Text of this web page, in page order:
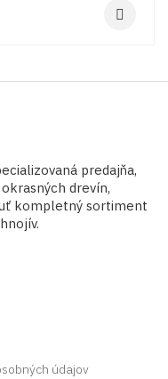
predajňa,
drevín,
kompletný sortiment
údajov